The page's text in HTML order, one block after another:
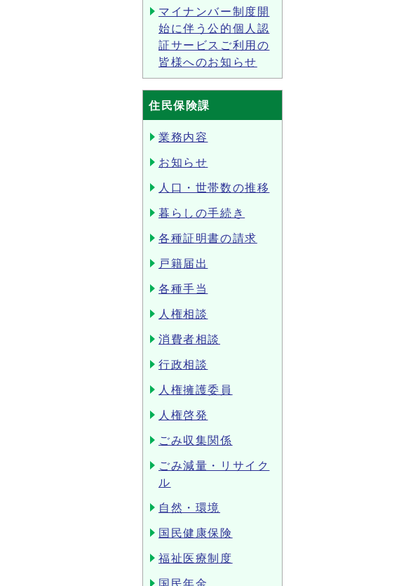
マイナンバー制度開
始に伴う公的個人認
証サービスご利用の
皆様へのお知らせ
住民保険課
業務内容
お知らせ
人口・世帯数の推移
暮らしの手続き
各種証明書の請求
戸籍届出
各種手当
人権相談
消費者相談
行政相談
人権擁護委員
人権啓発
ごみ収集関係
ごみ減量・リサイク
ル
自然・環境
国民健康保険
福祉医療制度
国民年金